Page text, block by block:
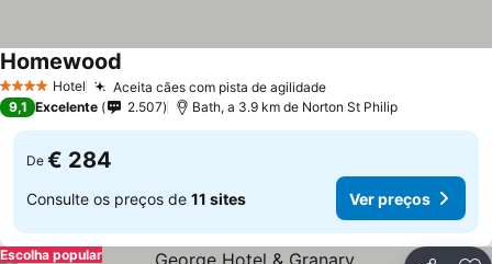
4 EstrelasHotel Aceita cães com pista de agilidade
Homewood
9,1 Excelente 2.507 Bath, a 3.9 km de Norton St Philip
De € 284
Consulte os preços de 11 sites Ver preços
Escolha popular